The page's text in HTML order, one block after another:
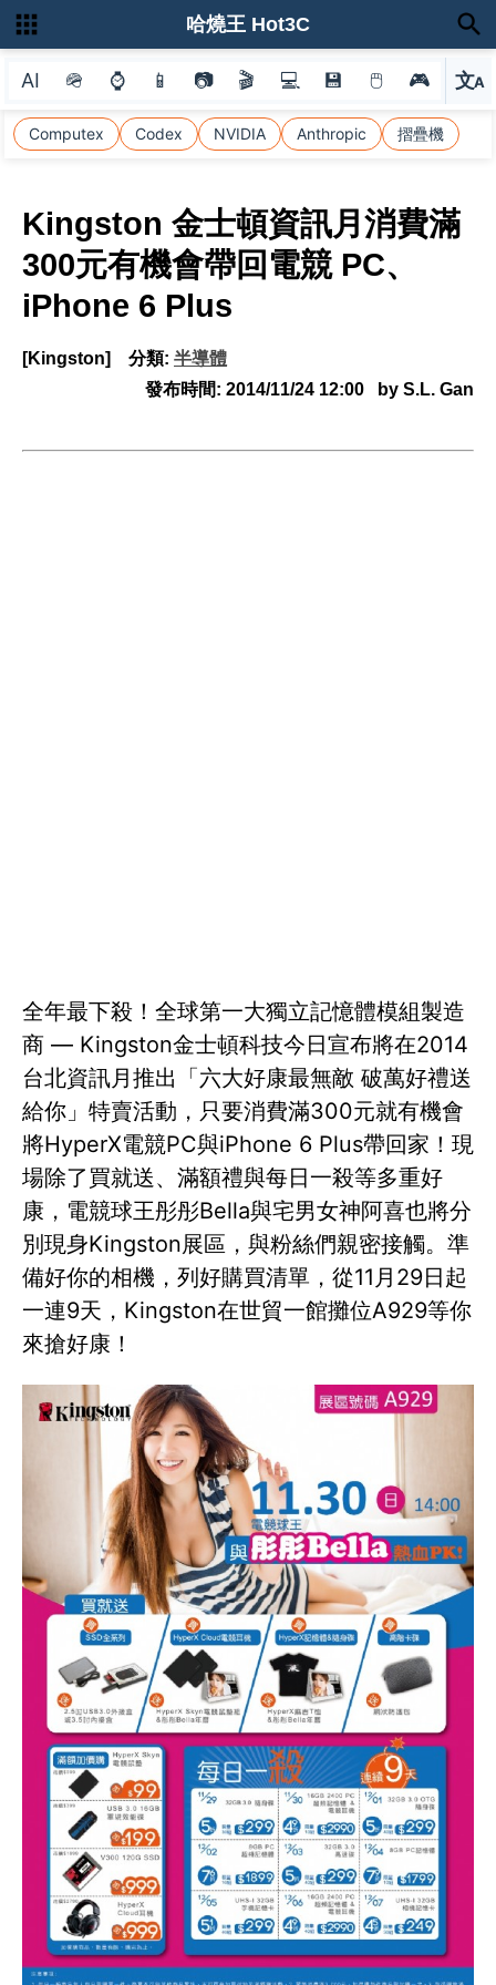
AI 🪖 ⌚ 📱 📷 🎬 💻 💾 🖱 🎮 文A
選
Computex Codex NVIDIA Anthropic 摺疊機
哈燒王 Hot3C
Kingston 金士頓資訊月消費滿
300元有機會帶回電競 PC、
iPhone 6 Plus
[Kingston] 分類: 半導體
發布時間: 2014/11/24 12:00 by S.L. Gan
全年最下殺！全球第一大獨立記憶體模組製造
商 — Kingston金士頓科技今日宣布將在2014
台北資訊月推出「六大好康最無敵 破萬好禮送
給你」特賣活動，只要消費滿300元就有機會
將HyperX電競PC與iPhone 6 Plus帶回家！現
場除了買就送、滿額禮與每日一殺等多重好
康，電競球王彤彤Bella與宅男女神阿喜也將分
別現身Kingston展區，與粉絲們親密接觸。準
備好你的相機，列好購買清單，從11月29日起
一連9天，Kingston在世貿一館攤位A929等你
來搶好康！